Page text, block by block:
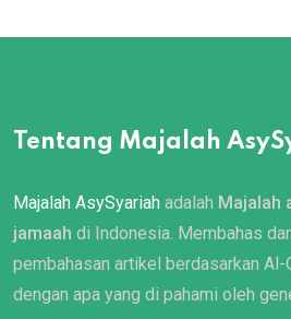
Tentang Majalah
Majalah AsySyariah adalah Majalah
jamaah di Indonesia. Membahas
pembahasan artikel berdasarkan Al-
dengan apa yang di pahami oleh